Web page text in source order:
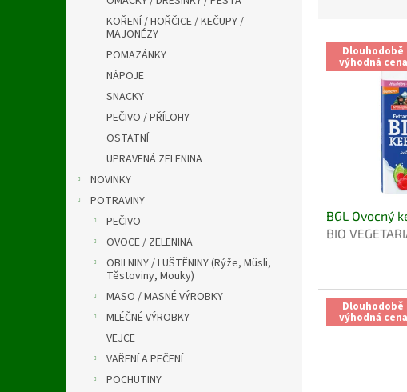
KOŘENÍ / HOŘČICE / KEČUPY /
MAJONÉZY
POMAZÁNKY
NÁPOJE
SNACKY
PEČIVO / PŘÍLOHY
OSTATNÍ
UPRAVENÁ ZELENINA
NOVINKY
POTRAVINY
PEČIVO
OVOCE / ZELENINA
OBILNINY / LUŠTĚNINY (Rýže, Müsli,
Těstoviny, Mouky)
MASO / MASNÉ VÝROBKY
MLÉČNÉ VÝROBKY
VEJCE
VAŘENÍ A PEČENÍ
POCHUTINY
nV
Dlouhodobě
výhodná cena
BGL Ovocný
BIO
Dlouhodobě
výhodná cena